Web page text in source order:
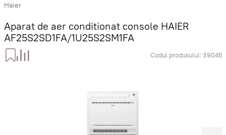
Haier
Aparat de aer conditionat console HAIER
AF25S2SD1FA/1U25S2SM1FA
Codul produsului: 39045